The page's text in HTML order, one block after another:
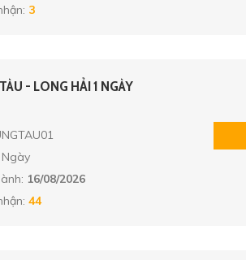
3
- LONG HẢI 1 NGÀY
16/08/2026
44